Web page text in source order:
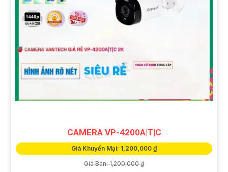
CAMERA VP-4200A|T|C
Giá Khuyến Mại: 1,200,000 ₫
Giá Bán: 1,200,000 ₫